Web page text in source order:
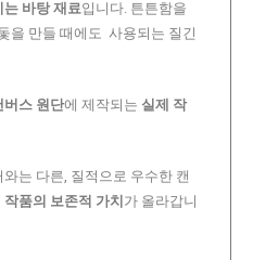
는 바탕 재료입니다. 튼튼함을
을 만들 때에도 사용되는 질긴
버스 원단에 제작되는 실제 작
는 다른, 질적으로 우수한 캔
작품의 보존적 가치 가 올라갑니